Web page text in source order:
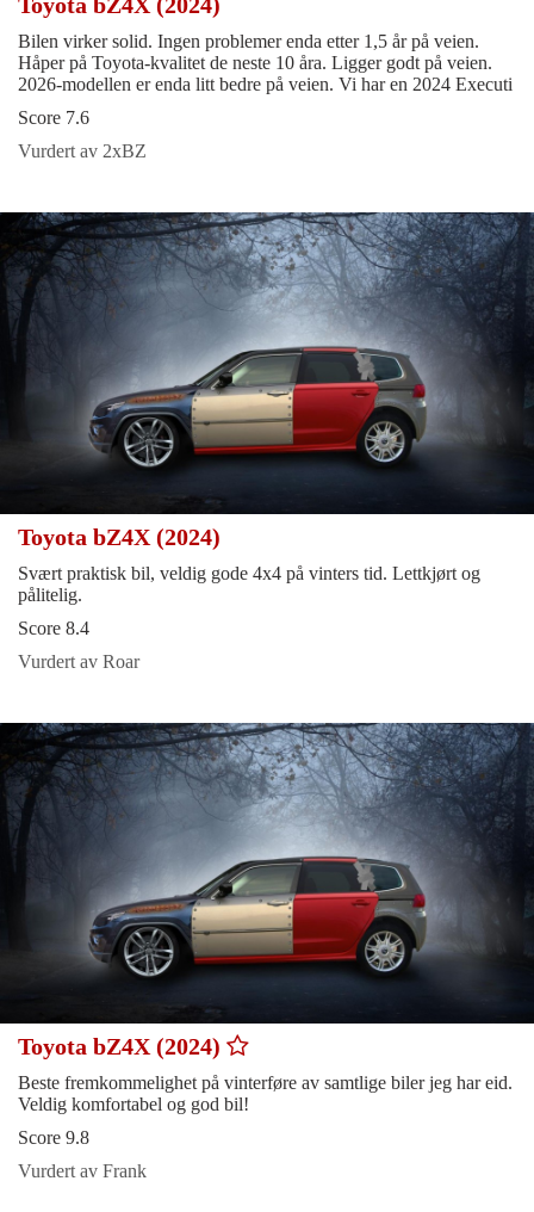
Bilen virker solid. Ingen problemer enda etter 1,5 år på veien.
Håper på Toyota-kvalitet de neste 10 åra. Ligger godt på veien.
2026-modellen er enda litt bedre på veien. Vi har en 2024 Executi
Score 7.6
Vurdert av 2xBZ
Toyota bZ4X (2024)
Svært praktisk bil, veldig gode 4x4 på vinters tid. Lettkjørt og
pålitelig.
Score 8.4
Vurdert av Roar
Toyota bZ4X (2024)
Beste fremkommelighet på vinterføre av samtlige biler jeg har eid.
Veldig komfortabel og god bil!
Score 9.8
Vurdert av Frank